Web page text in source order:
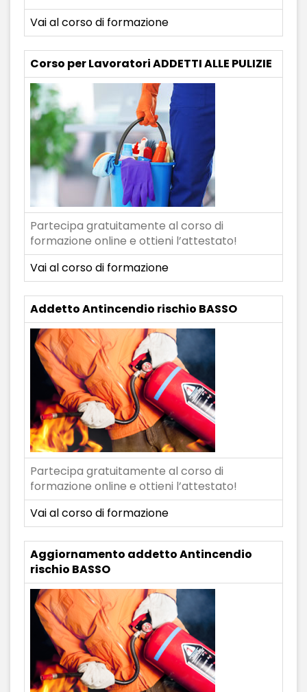
Vai al corso di formazione
Corso per Lavoratori ADDETTI ALLE PULIZIE
Partecipa gratuitamente al corso di
formazione online e ottieni l’attestato!
Vai al corso di formazione
Addetto Antincendio rischio BASSO
Partecipa gratuitamente al corso di
formazione online e ottieni l’attestato!
Vai al corso di formazione
Aggiornamento addetto Antincendio
rischio BASSO